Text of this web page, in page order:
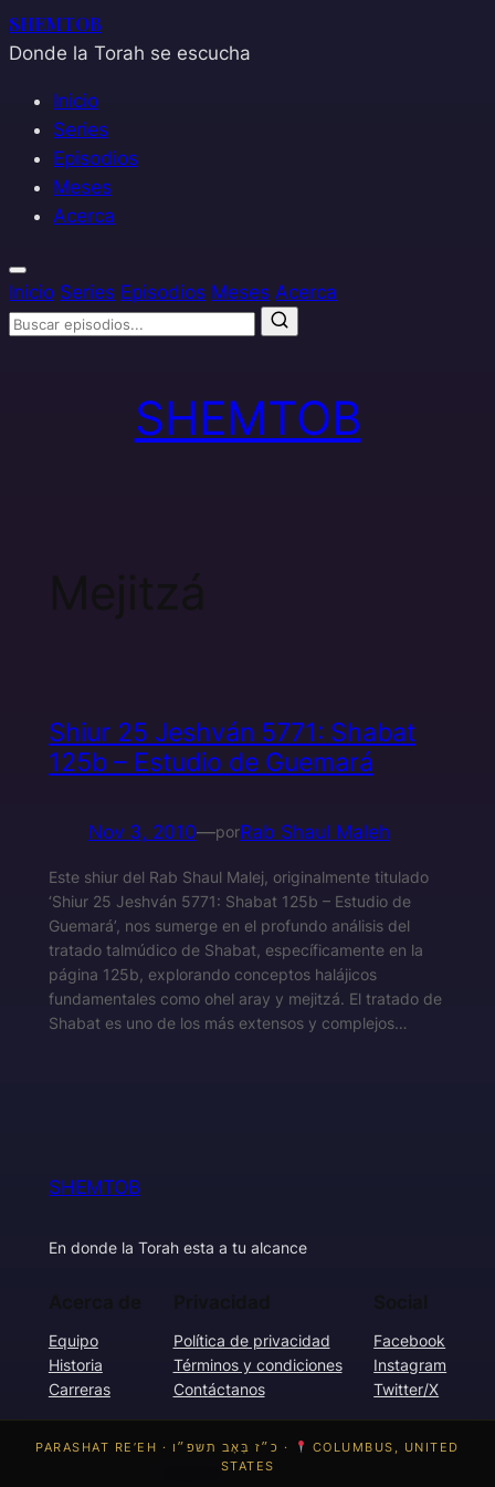
SHEMTOB
Donde la Torah se escucha
Inicio
Series
Episodios
Meses
Acerca
Inicio Series Episodios Meses Acerca
SHEMTOB
Mejitzá
Shiur 25 Jeshván 5771: Shabat
125b – Estudio de Guemará
Nov 3, 2010—porRab Shaul Maleh
Este shiur del Rab Shaul Malej, originalmente titulado
‘Shiur 25 Jeshván 5771: Shabat 125b – Estudio de
Guemará’, nos sumerge en el profundo análisis del
tratado talmúdico de Shabat, específicamente en la
página 125b, explorando conceptos halájicos
fundamentales como ohel aray y mejitzá. El tratado de
Shabat es uno de los más extensos y complejos…
SHEMTOB
En donde la Torah esta a tu alcance
Acerca de
Equipo
Historia
Carreras
Privacidad
Política de privacidad
Términos y condiciones
Contáctanos
Social
Facebook
Instagram
Twitter/X
WordPress
PARASHAT RE’EH · כ״ז בְּאָב תשפ״ו ·
COLUMBUS, UNITED
STATES